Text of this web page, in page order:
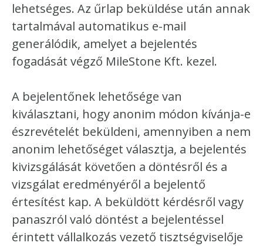
lehetséges. Az űrlap beküldése után annak
tartalmával automatikus e-mail
generálódik, amelyet a bejelentés
fogadását végző MileStone Kft. kezel.
A bejelentőnek lehetősége van
kiválasztani, hogy anonim módon kívánja-e
észrevételét beküldeni, amennyiben a nem
anonim lehetőséget választja, a bejelentés
kivizsgálását követően a döntésről és a
vizsgálat eredményéről a bejelentő
értesítést kap. A beküldött kérdésről vagy
panaszról való döntést a bejelentéssel
érintett vállalkozás vezető tisztségviselője